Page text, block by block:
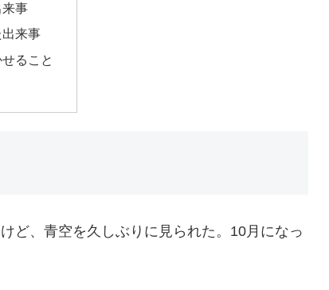
来事
来事
ること
ど、青空を久しぶりに見られた。10月になっ